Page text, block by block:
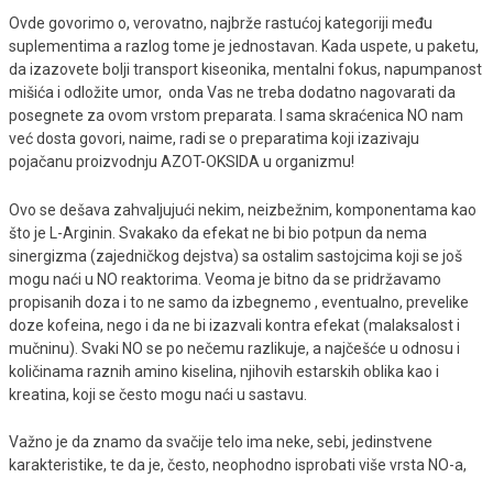
Ovde govorimo o, verovatno, najbrže rastućoj kategoriji među
suplementima a razlog tome je jednostavan. Kada uspete, u paketu,
da izazovete bolji transport kiseonika, mentalni fokus, napumpanost
mišića i odložite umor, onda Vas ne treba dodatno nagovarati da
posegnete za ovom vrstom preparata. I sama skraćenica NO nam
već dosta govori, naime, radi se o preparatima koji izazivaju
pojačanu proizvodnju AZOT-OKSIDA u organizmu!
Ovo se dešava zahvaljujući nekim, neizbežnim, komponentama kao
što je L-Arginin. Svakako da efekat ne bi bio potpun da nema
sinergizma (zajedničkog dejstva) sa ostalim sastojcima koji se još
mogu naći u NO reaktorima. Veoma je bitno da se pridržavamo
propisanih doza i to ne samo da izbegnemo , eventualno, prevelike
doze kofeina, nego i da ne bi izazvali kontra efekat (malaksalost i
mučninu). Svaki NO se po nečemu razlikuje, a najčešće u odnosu i
količinama raznih amino kiselina, njihovih estarskih oblika kao i
kreatina, koji se često mogu naći u sastavu.
Važno je da znamo da svačije telo ima neke, sebi, jedinstvene
karakteristike, te da je, često, neophodno isprobati više vrsta NO-a,